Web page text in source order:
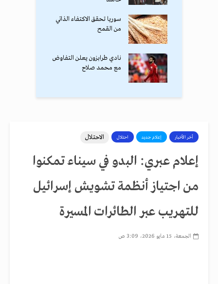
سوريا تحقق الاكتفاء الذاتي
من القمح
نادي طرابزون يعلن التفاوض
مع محمد صلاح
أخر الأخبار إعلام جديد احتلال الاحتلال
إعلام عبري: البدو في سيناء تمكنوا
من اجتياز أنظمة تشويش إسرائيل
للتهريب عبر الطائرات المسيرة
الجمعة، 15 مايو 2026، 3:09 ص